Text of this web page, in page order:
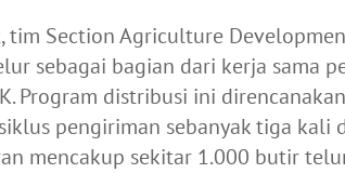
tim Section Agriculture
sebagai bagian dari kerja sama
Program distribusi ini
pengiriman sebanyak tiga kali
mencakup sekitar 1.000 butir